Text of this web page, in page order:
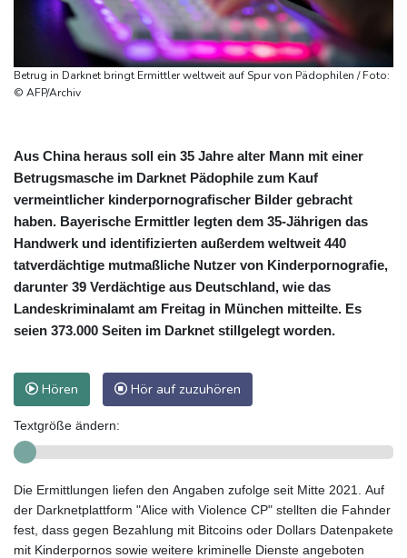
Betrug in Darknet bringt Ermittler weltweit auf Spur von Pädophilen / Foto:
© AFP/Archiv
Aus China heraus soll ein 35 Jahre alter Mann mit einer
Betrugsmasche im Darknet Pädophile zum Kauf
vermeintlicher kinderpornografischer Bilder gebracht
haben. Bayerische Ermittler legten dem 35-Jährigen das
Handwerk und identifizierten außerdem weltweit 440
tatverdächtige mutmaßliche Nutzer von Kinderpornografie,
darunter 39 Verdächtige aus Deutschland, wie das
Landeskriminalamt am Freitag in München mitteilte. Es
seien 373.000 Seiten im Darknet stillgelegt worden.
Hören Hör auf zuzuhören
Textgröße ändern:
Die Ermittlungen liefen den Angaben zufolge seit Mitte 2021. Auf
der Darknetplattform "Alice with Violence CP" stellten die Fahnder
fest, dass gegen Bezahlung mit Bitcoins oder Dollars Datenpakete
mit Kinderpornos sowie weitere kriminelle Dienste angeboten